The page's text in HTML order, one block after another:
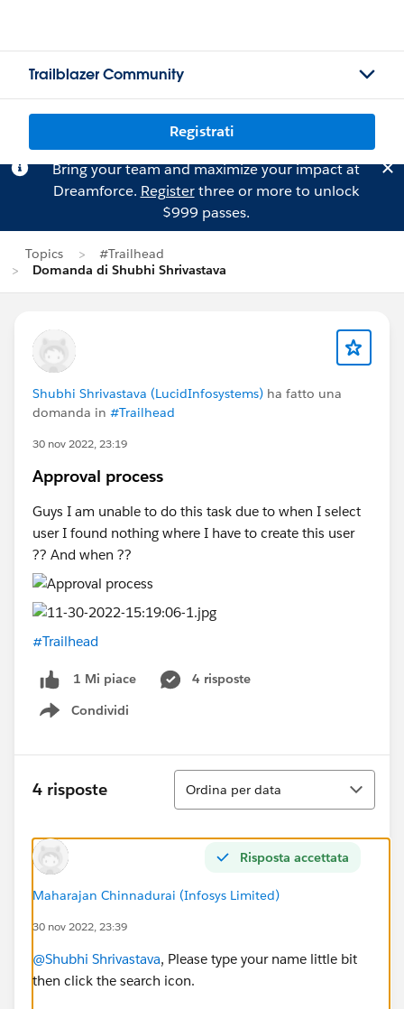
Trailblazer Community
Registrati
Bring your team and maximize your impact at
Dreamforce. Registerthree or more to unlock
$999 passes.
Topics
#Trailhead
Domanda di Shubhi Shrivastava
Shubhi Shrivastava (LucidInfosystems) ha fatto una
domanda in #Trailhead
30 nov 2022, 23:19
Approval process
Guys I am unable to do this task due to when I select
user I found nothing where I have to create this user
?? And when ??
#Trailhead
1 Mi piace
4 risposte
Condividi
Show menu
4 risposte
Ordina
Ordina per data
Risposta accettata
Maharajan Chinnadurai (Infosys Limited)
30 nov 2022, 23:39
@Shubhi Shrivastava, Please type your name little bit
then click the search icon.